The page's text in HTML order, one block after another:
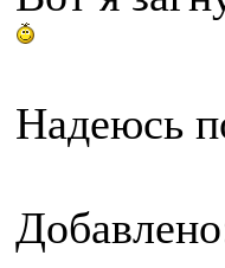
Надеюсь